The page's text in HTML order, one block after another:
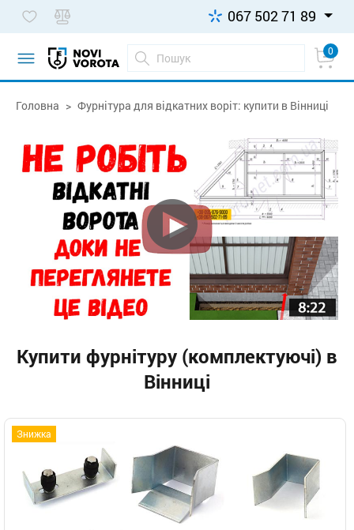
067 502 71 89
0
Головна Фурнітура для відкатних воріт: купити в Вінниці
Купити фурнiтуру (комплектуючi) в
Вінниці
Знижка